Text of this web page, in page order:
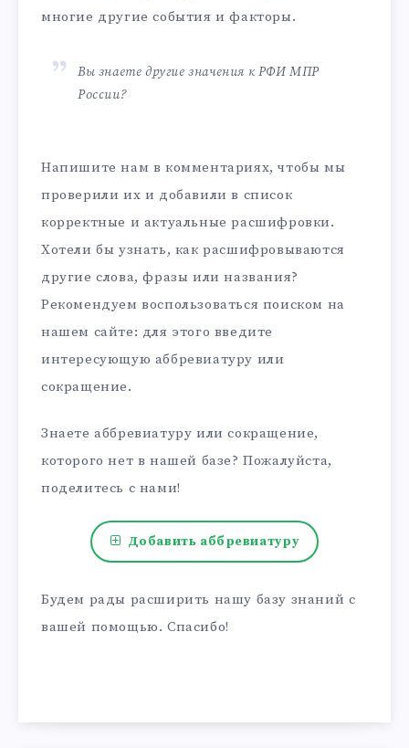
многие другие события и факторы.
Вы знаете другие значения к РФИ МПР
России?
Напишите нам в комментариях, чтобы мы
проверили их и добавили в список
корректные и актуальные расшифровки.
Хотели бы узнать, как расшифровываются
другие слова, фразы или названия?
Рекомендуем воспользоваться поиском на
нашем сайте: для этого введите
интересующую аббревиатуру или
сокращение.
Знаете аббревиатуру или сокращение,
которого нет в нашей базе? Пожалуйста,
поделитесь с нами!
Добавить аббревиатуру
Будем рады расширить нашу базу знаний с
вашей помощью. Спасибо!